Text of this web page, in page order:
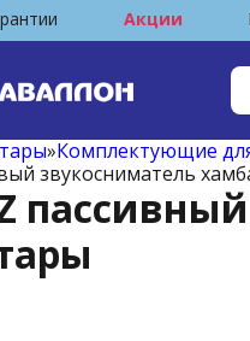
Акции
»Комплектующие
звукосниматель